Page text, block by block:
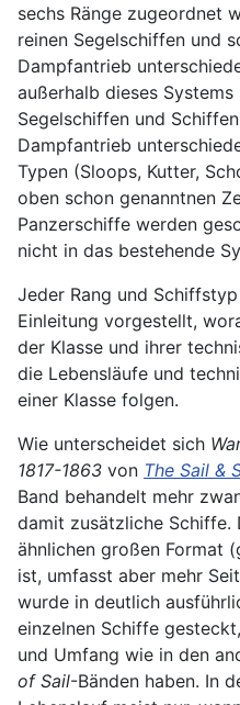
sechs Ränge zugeordnet
reinen Segelschiffen und
Dampfantrieb
außerhalb dieses
Segelschiffen und
Dampfantrieb
Typen (Sloops, Kutter,
oben schon genanntnen
Panzerschiffe werden
nicht in das bestehende
Jeder Rang und
Einleitung vorgestellt,
der Klasse und ihrer
die Lebensläufe und
einer Klasse folgen.
Wie unterscheidet sich
1817-1863 von The Sail &
Band behandelt mehr
damit zusätzliche Schiffe.
ähnlichen großen Format
ist, umfasst aber mehr
wurde in deutlich
einzelnen Schiffe
und Umfang wie in den
of Sail-Bänden haben. In